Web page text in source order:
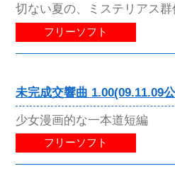
切ない夏の、ミステリアス群
フリーソフト
未完成交響曲 1.00(09.11.09
少女漫画的な一本道短編
フリーソフト